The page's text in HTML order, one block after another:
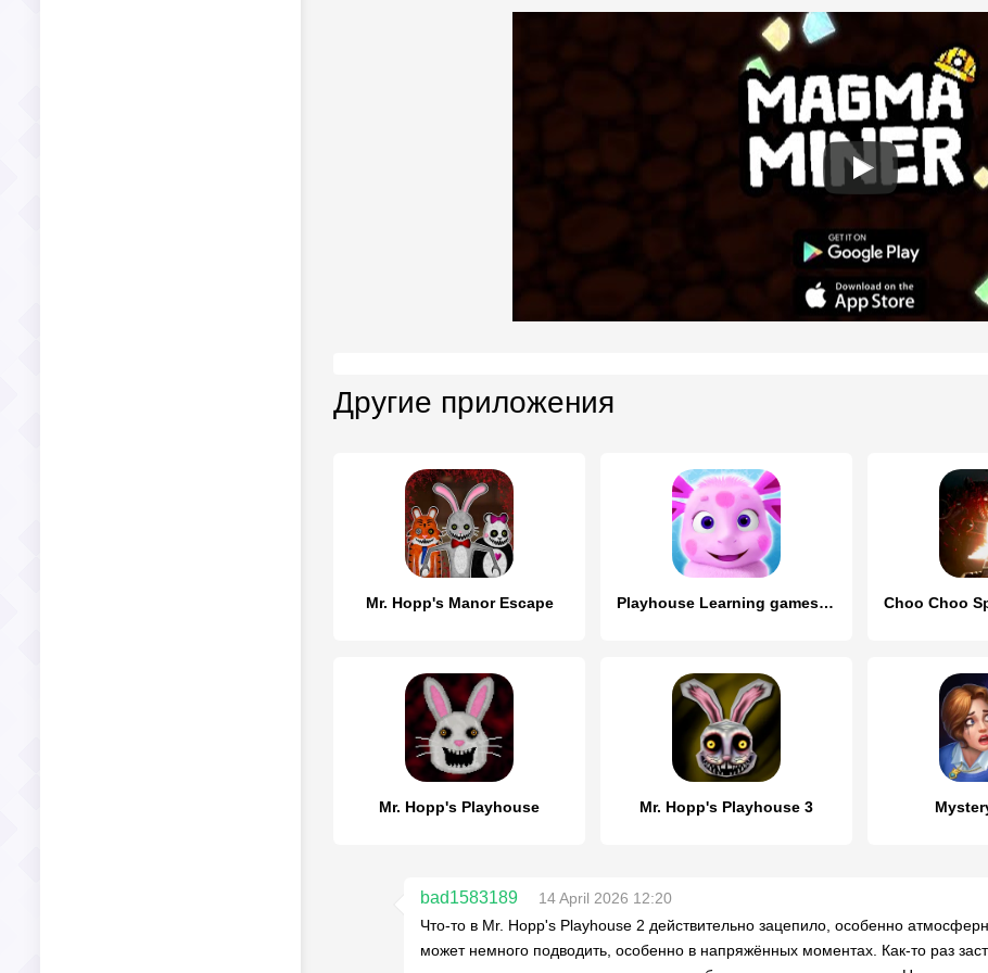
Другие приложения
Mr. Hopp's Manor Escape Playhouse Learning games Kids
Mr. Hopp's Playhouse Mr. Hopp's Playhouse 3
bad1583189
14 April 2026 12:20
Что-то в Mr. Hopp's Playhouse 2 действительно зацепило, особенно
может немного подводить, особенно в напряжённых моментах. Как-то раз